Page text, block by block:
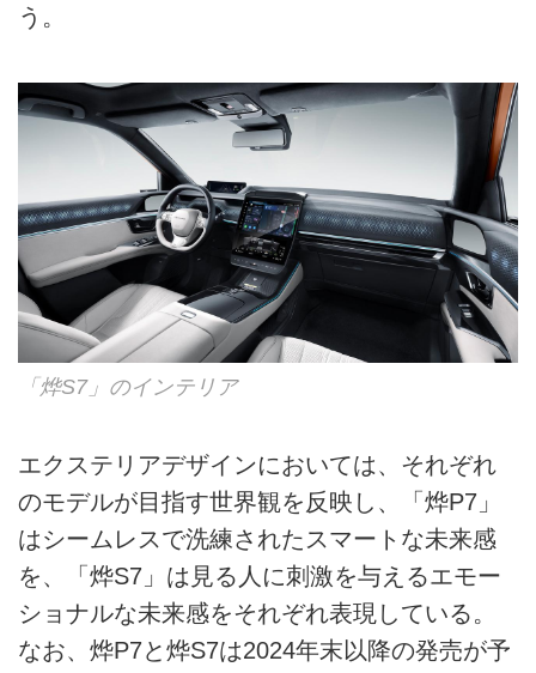
う。
「烨S7」のインテリア
エクステリアデザインにおいては、それぞれ
のモデルが目指す世界観を反映し、「烨P7」
はシームレスで洗練されたスマートな未来感
を、「烨S7」は見る人に刺激を与えるエモー
ショナルな未来感をそれぞれ表現している。
なお、烨P7と烨S7は2024年末以降の発売が予